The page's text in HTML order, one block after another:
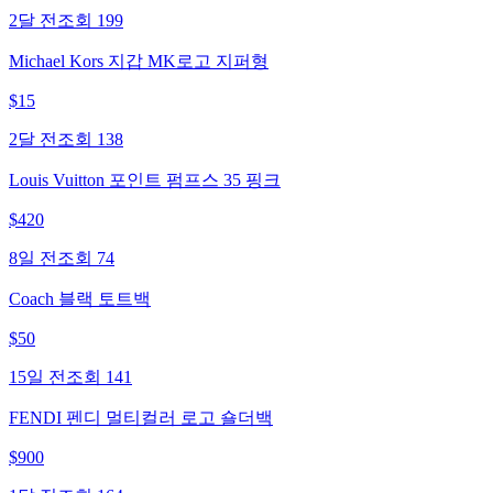
2달 전 조회 199
Michael Kors 지갑 MK로고 지퍼형
$15
2달 전 조회 138
Louis Vuitton 포인트 펌프스 35 핑크
$420
8일 전 조회 74
Coach 블랙 토트백
$50
15일 전 조회 141
FENDI 펜디 멀티컬러 로고 숄더백
$900